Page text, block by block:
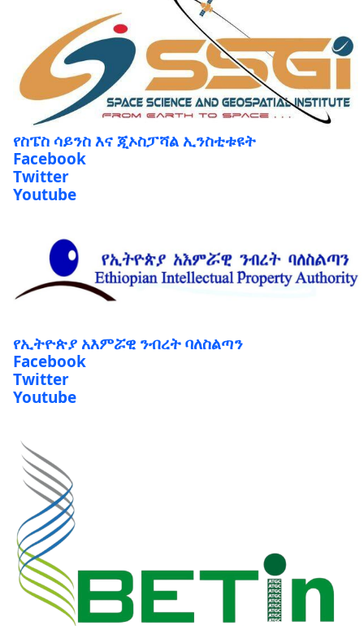
የስፔስ ሳይንስ እና ጂኦስፓሻል ኢንስቲቱዩት
Facebook
Twitter
Youtube
የኢትዮጵያ አእምሯዊ ንብረት ባለስልጣን
Facebook
Twitter
Youtube